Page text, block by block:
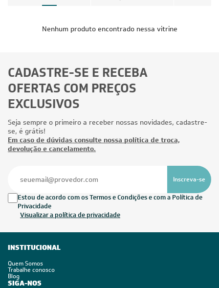
Nenhum produto encontrado nessa vitrine
CADASTRE-SE E RECEBA
OFERTAS COM PREÇOS
EXCLUSIVOS
Seja sempre o primeiro a receber nossas novidades, cadastre-
se, é grátis!
Em caso de dúvidas consulte nossa política de troca,
devolução e cancelamento.
Inscreva-se
Estou de acordo com os Termos e Condições e com a Política de
Privacidade
Visualizar a política de privacidade
INSTITUCIONAL
Quem Somos
Trabalhe conosco
Blog
SIGA-NOS